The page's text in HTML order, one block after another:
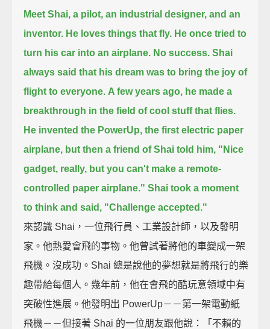
Meet Shai, a pilot, an industrial designer, and an
inventor. He loves things that fly. He once tried to
turn his car into an airplane. No success. Shai
always said that his dream was to bring the joy of
flight to everyone. A few years ago, he made a
breakthrough in the field of cool stuff that flies.
He invented the PowerUp, the first electric paper
airplane, but then a friend of Shai told him, "Nice
gadget, really, but you can't make a remote-
controlled paper airplane." Shai took a moment
to think and said, "Challenge accepted."
來認識 Shai，一位飛行員、工業設計師，以及發明
家。他熱愛會飛的事物。他曾試著將他的車變成一架
飛機。沒成功。Shai 總是說他的夢想就是將飛行的樂
趣帶給每個人。幾年前，他在會飛的酷玩意領域中有
突破性進展。他發明出 PowerUp－－第一架電動紙
飛機－－但接著 Shai 的一位朋友跟他說：「不賴的